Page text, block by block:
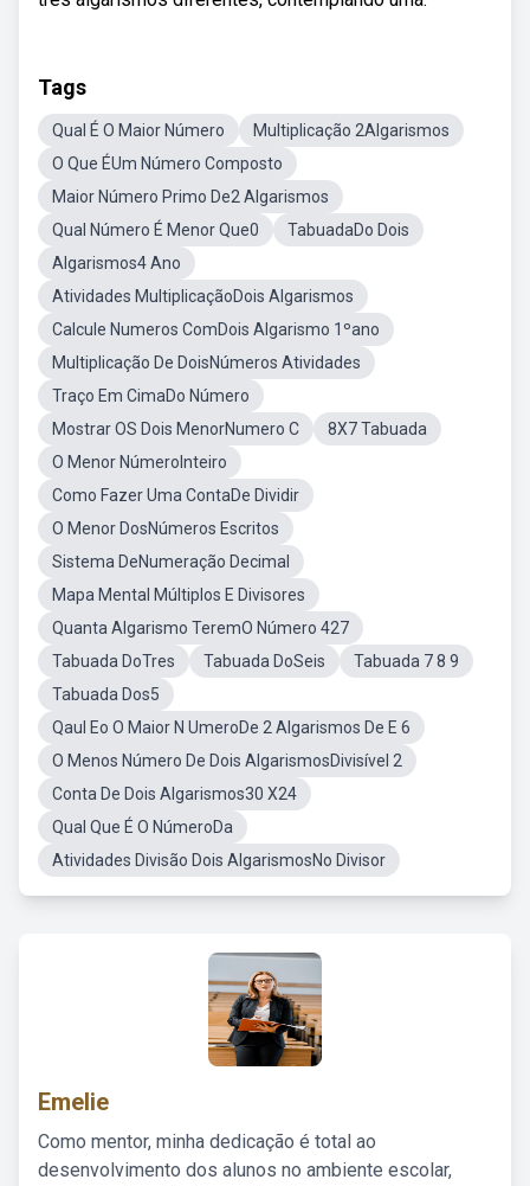
Tags
Qual É O Maior Número
Multiplicação 2Algarismos
O Que ÉUm Número Composto
Maior Número Primo De2 Algarismos
Qual Número É Menor Que0
TabuadaDo Dois
Algarismos4 Ano
Atividades MultiplicaçãoDois Algarismos
Calcule Numeros ComDois Algarismo 1ºano
Multiplicação De DoisNúmeros Atividades
Traço Em CimaDo Número
Mostrar OS Dois MenorNumero C
8X7 Tabuada
O Menor NúmeroInteiro
Como Fazer Uma ContaDe Dividir
O Menor DosNúmeros Escritos
Sistema DeNumeração Decimal
Mapa Mental Múltiplos E Divisores
Quanta Algarismo TeremO Número 427
Tabuada DoTres
Tabuada DoSeis
Tabuada 7 8 9
Tabuada Dos5
Qaul Eo O Maior N UmeroDe 2 Algarismos De E 6
O Menos Número De Dois AlgarismosDivisível 2
Conta De Dois Algarismos30 X24
Qual Que É O NúmeroDa
Atividades Divisão Dois AlgarismosNo Divisor
Emelie
Como mentor, minha dedicação é total ao
desenvolvimento dos alunos no ambiente escolar,